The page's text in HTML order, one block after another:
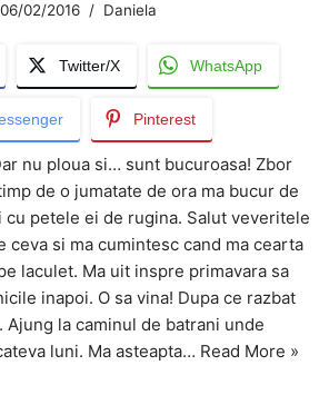
06/02/2016 Daniela
Twitter/X WhatsApp
Pinterest
nu ploua si… sunt bucuroasa! Zbor
de o jumatate de ora ma bucur de
cu petele ei de rugina. Salut veveritele
ceva si ma cumintesc cand ma cearta
laculet. Ma uit inspre primavara sa
inapoi. O sa vina! Dupa ce razbat
Ajung la caminul de batrani unde
luni. Ma asteapta… Read More »